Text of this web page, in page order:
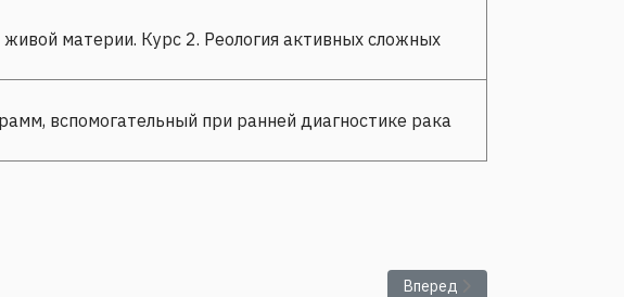
материи. Курс 2. Реология активных сложных
вспомогательный при ранней диагностике рака
исследование гомеостаза и механобиологии опухолей: результаты и
Следующий: Семинар по теме
Вперед